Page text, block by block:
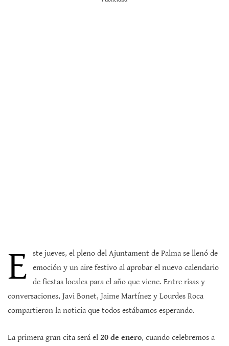
E
ste jueves, el pleno del Ajuntament de Palma se llenó de
emoción y un aire festivo al aprobar el nuevo calendario
de fiestas locales para el año que viene. Entre risas y
conversaciones, Javi Bonet, Jaime Martínez y Lourdes Roca
compartieron la noticia que todos estábamos esperando.
La primera gran cita será el 20 de enero, cuando celebremos a